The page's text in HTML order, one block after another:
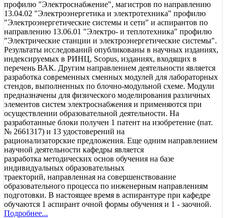
профилю "Электроснабжение", магистров по направлению
13.04.02 "Электроэнергетика и электротехника" профилю
"Электроэнергетические системы и сети" и аспирантов по
направлению 13.06.01 "Электро- и теплотехника" профилю
"Электрические станции и электроэнергетические системы".
Результаты исследований опубликованы в научных изданиях,
индексируемых в РИНЦ, Scopus, изданиях, входящих в
перечень ВАК. Другим направлением деятельности является
разработка современных сменных модулей для лабораторных
стендов, выполненных по блочно-модульной схеме. Модули
предназначены для физического моделирования различных
элементов систем электроснабжения и применяются при
осуществлении образовательной деятельности. На
разработанные блоки получен 1 патент на изобретение (пат.
№ 2661317) и 13 удостоверений на
рационализаторские предложения. Еще одним направлением
научной деятельности кафедры является
разработка методических основ обучения на базе
индивидуальных образовательных
траекторий, направленная на совершенствование
образовательного процесса по инженерным направлениям
подготовки. В настоящее время в аспирантуре при кафедре
обучаются 1 аспирант очной формы обучения и 1 - заочной.
Подробнее...